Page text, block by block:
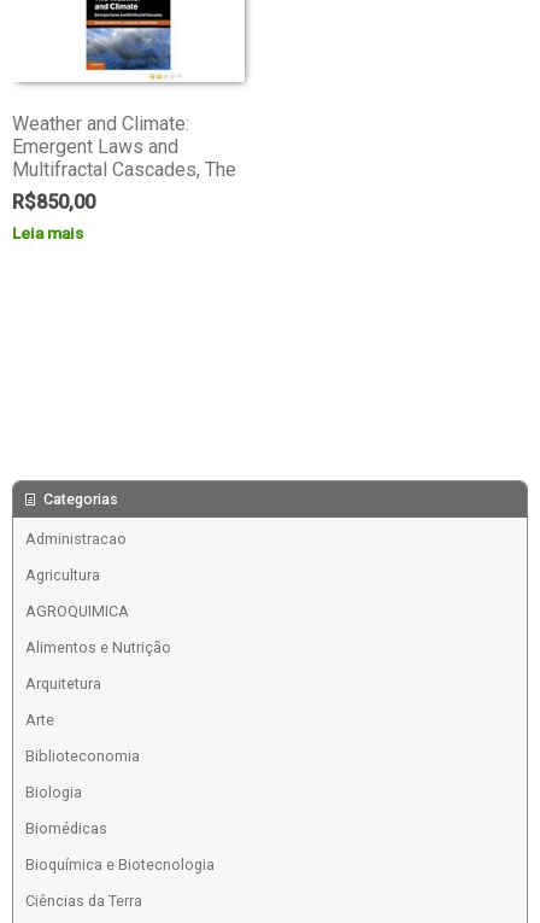
Weather and Climate:
Emergent Laws and
Multifractal Cascades, The
R$850,00
Leia mais
Categorias
Administracao
Agricultura
AGROQUIMICA
Alimentos e Nutrição
Arquitetura
Arte
Biblioteconomia
Biologia
Biomédicas
Bioquímica e Biotecnologia
Ciências da Terra